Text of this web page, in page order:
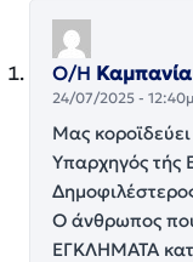
Ο/Η Καμπανία
24/07/2025 -
Μας
Υπαρχηγός
Ο άνθρωπος
ΕΓΚΛΗΜΑΤΑ